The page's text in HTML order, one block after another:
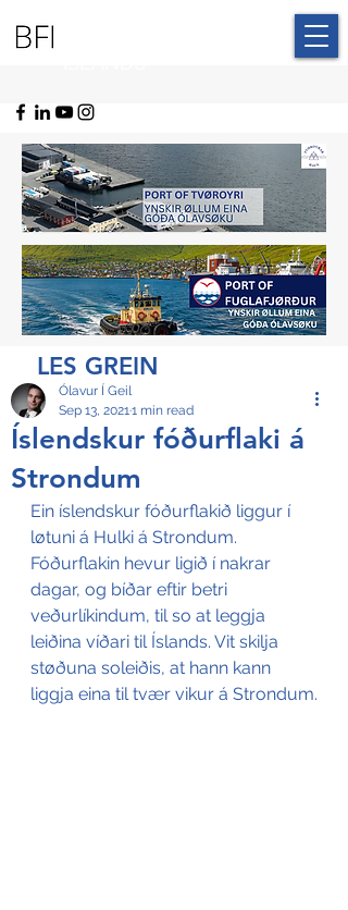
LES GREIN
Íslendskur fóðurflaki á
Strondum
Ólavur Í Geil
Sep 13, 20211 min read
Ein íslendskur fóðurflakið liggur í
løtuni á Hulki á Strondum.
Fóðurflakin hevur ligið í nakrar
dagar, og bíðar eftir betri
veðurlíkindum, til so at leggja
leiðina víðari til Íslands. Vit skilja
støðuna soleiðis, at hann kann
liggja eina til tvær vikur á Strondum.